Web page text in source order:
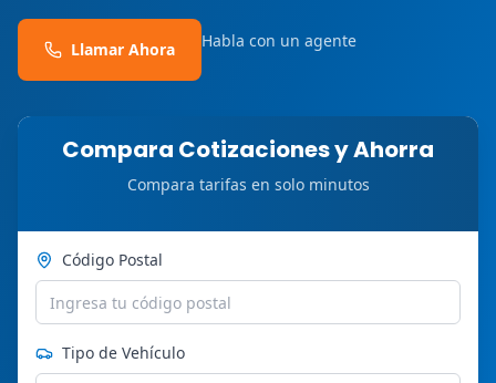
Llamar Ahora Habla con un agente
Compara Cotizaciones y Ahorra
Compara tarifas en solo minutos
Código Postal
Tipo de Vehículo